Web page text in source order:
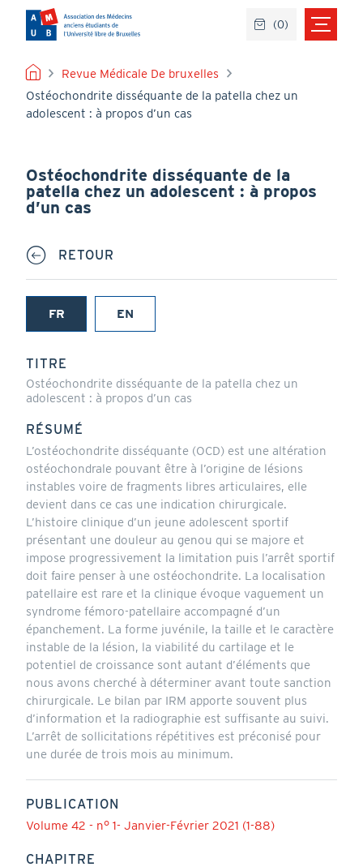
contenu
principal
FIL
D'ARIANE
Revue Médicale De bruxelles
Ostéochondrite disséquante de la patella chez un
adolescent : à propos d’un cas
Ostéochondrite disséquante de la
patella chez un adolescent : à propos
d’un cas
RETOUR
FR
(onglet
EN
TITRE
Ostéochondrite disséquante de la patella chez un
adolescent : à propos d’un cas
RÉSUMÉ
L’ostéochondrite disséquante (OCD) est une altération
ostéochondrale pouvant être à l’origine de lésions
instables voire de fragments libres articulaires, elle
devient dans ce cas une indication chirurgicale.
L’histoire clinique d’un jeune adolescent sportif
présentant une douleur au genou qui se majore et
impose progressivement la limitation puis l’arrêt sportif
doit faire penser à une ostéochondrite. La localisation
patellaire est rare et la clinique évoque vaguement un
syndrome fémoro-patellaire accompagné d’un
épanchement. La forme juvénile, la taille et le caractère
instable de la lésion, la viabilité du cartilage et le
potentiel de croissance sont autant d’éléments que
nous avons cherché à déterminer avant toute sanction
chirurgicale. Le bilan par IRM apporte souvent plus
d’information et la radiographie est suffisante au suivi.
L’arrêt de sollicitations répétitives est préconisé pour
une durée de trois mois au minimum.
PUBLICATION
Volume 42 - n° 1- Janvier-Février 2021 (1-88)
CHAPITRE
(0)